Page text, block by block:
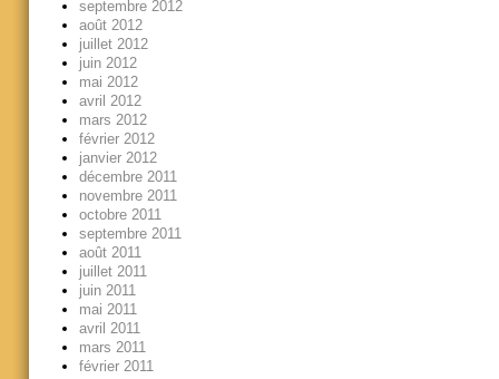
septembre 2012
août 2012
juillet 2012
juin 2012
mai 2012
avril 2012
mars 2012
février 2012
janvier 2012
décembre 2011
novembre 2011
octobre 2011
septembre 2011
août 2011
juillet 2011
juin 2011
mai 2011
avril 2011
mars 2011
février 2011